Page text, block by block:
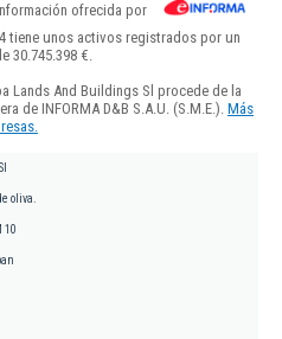
ofrecida por
tiene unos activos registrados por un
30.745.398 €.
Lands And Buildings Sl procede de la
de INFORMA D&B S.A.U. (S.M.E.). Más
oliva.
10